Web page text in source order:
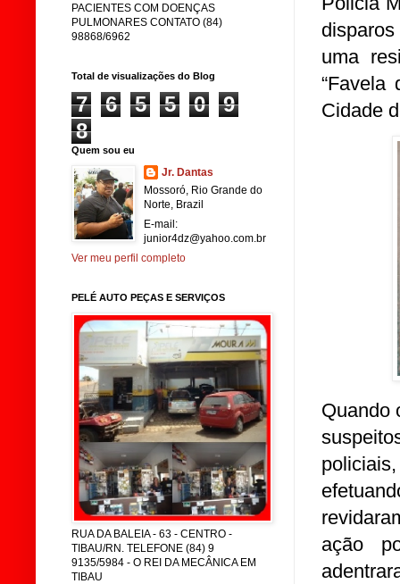
uma
“Favela
Cidade
Quando
ação
PACIENTES COM DOENÇAS
PULMONARES CONTATO (84)
98868/6962
Total de visualizações do Blog
7 6 5 5 0
9
8
Quem sou eu
Jr. Dantas
Mossoró, Rio Grande do
Norte, Brazil
E-mail:
junior4dz@yahoo.com.br
Ver meu perfil completo
PELÉ AUTO PEÇAS E SERVIÇOS
RUA DA BALEIA - 63 - CENTRO -
TIBAU/RN. TELEFONE (84) 9
9135/5984 - O REI DA MECÂNICA EM
TIBAU